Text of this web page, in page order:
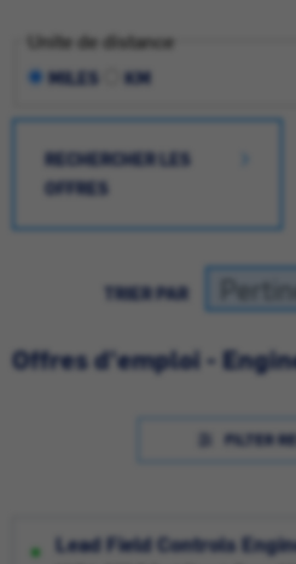
Unite de distance
MILES KM
RECHERCHER LES
OFFRES
TRIER PAR
Offres d'emploi -
FILTER
Lead Field Controls